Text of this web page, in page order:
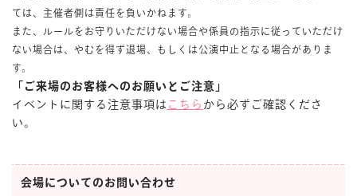
ては、主催者側は責任を負いかねます。
また、ルールをお守りいただけない場合や係員の指示に従っていただけ
ない場合は、やむを得ず退場、もしくは公演中止となる場合がありま
す。
「ご来場のお客様へのお願いとご注意」
イベントに関する注意事項は こちら から必ずご確認くださ
い。
会場についてのお問い合わせ